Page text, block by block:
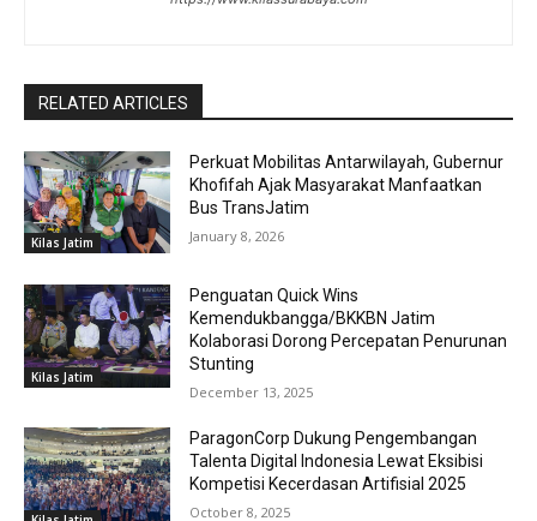
RELATED ARTICLES
Kilas Jatim
Perkuat Mobilitas Antarwilayah, Gubernur
Khofifah Ajak Masyarakat Manfaatkan
Bus TransJatim
January 8, 2026
Kilas Jatim
Penguatan Quick Wins
Kemendukbangga/BKKBN Jatim
Kolaborasi Dorong Percepatan Penurunan
Stunting
December 13, 2025
ParagonCorp Dukung Pengembangan
Talenta Digital Indonesia Lewat Eksibisi
Kompetisi Kecerdasan Artifisial 2025
October 8, 2025